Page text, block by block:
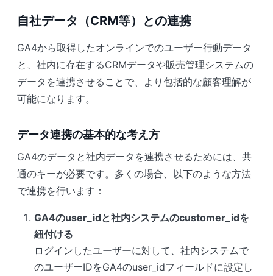
自社データ（CRM等）との連携
GA4から取得したオンラインでのユーザー行動データ
と、社内に存在するCRMデータや販売管理システムの
データを連携させることで、より包括的な顧客理解が
可能になります。
データ連携の基本的な考え方
GA4のデータと社内データを連携させるためには、共
通のキーが必要です。多くの場合、以下のような方法
で連携を行います：
GA4のuser_idと社内システムのcustomer_idを
紐付ける
ログインしたユーザーに対して、社内システムで
のユーザーIDをGA4のuser_idフィールドに設定し